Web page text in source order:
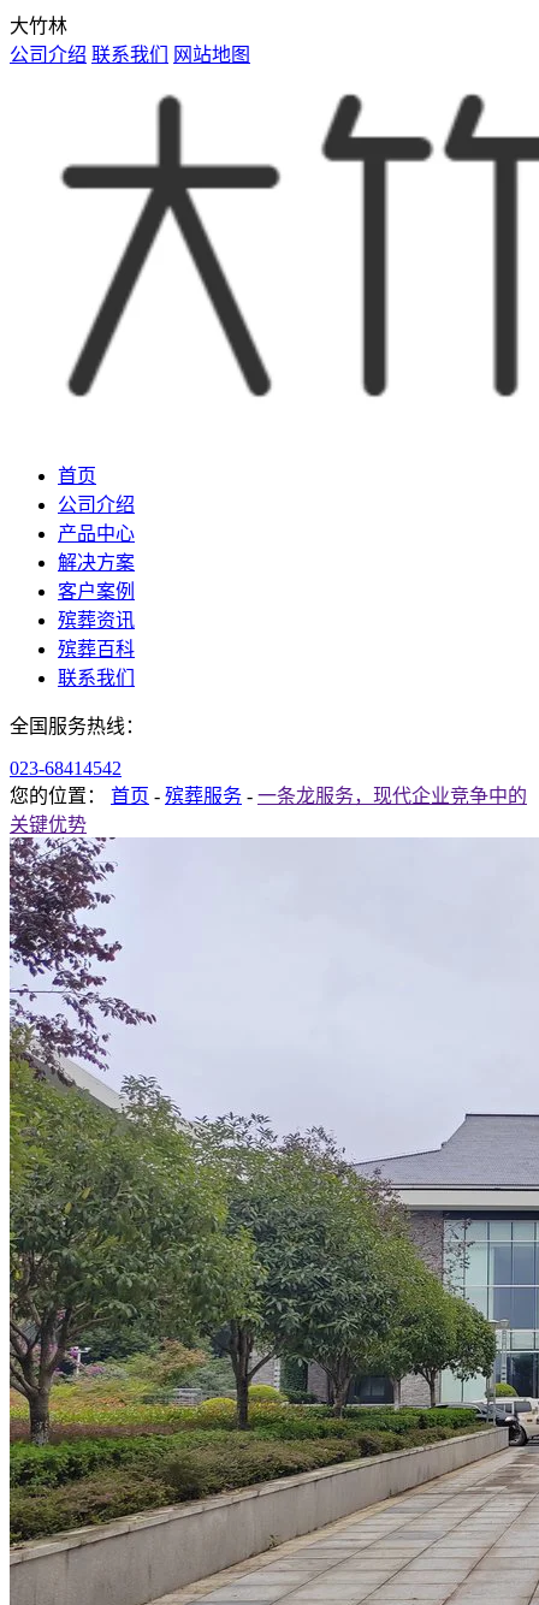
大竹林
公司介绍 联系我们 网站地图
首页
公司介绍
产品中心
解决方案
客户案例
殡葬资讯
殡葬百科
联系我们
全国服务热线：
023-68414542
您的位置：
首页 - 殡葬服务 - 一条龙服务，现代企业竞争中的
关键优势